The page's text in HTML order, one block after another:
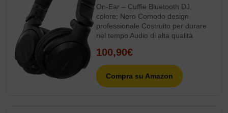
On-Ear – Cuffie Bluetooth DJ,
colore: Nero Comodo design
professionale Costruito per durare
nel tempo Audio di alta qualità
100,90€
Compra su Amazon